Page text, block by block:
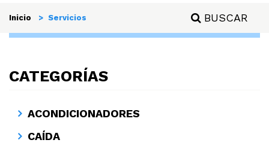
Inicio > Servicios BUSCAR
CATEGORÍAS
ACONDICIONADORES
CAÍDA